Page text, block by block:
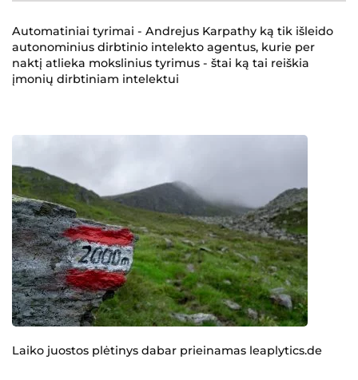
Automatiniai tyrimai - Andrejus Karpathy ką tik išleido
autonominius dirbtinio intelekto agentus, kurie per
naktį atlieka mokslinius tyrimus - štai ką tai reiškia
įmonių dirbtiniam intelektui
Laiko juostos plėtinys dabar prieinamas leaplytics.de